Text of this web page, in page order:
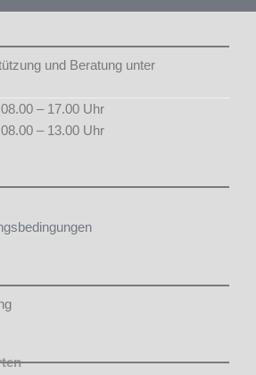
und Beratung unter
08.00 – 17.00 Uhr
08.00 – 13.00 Uhr